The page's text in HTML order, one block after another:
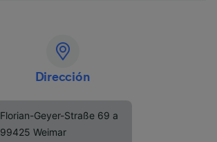
Dirección
Florian-Geyer-Straße 69 a
99425 Weimar